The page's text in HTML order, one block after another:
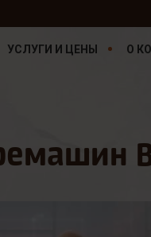
УСЛУГИ И ЦЕНЫ О